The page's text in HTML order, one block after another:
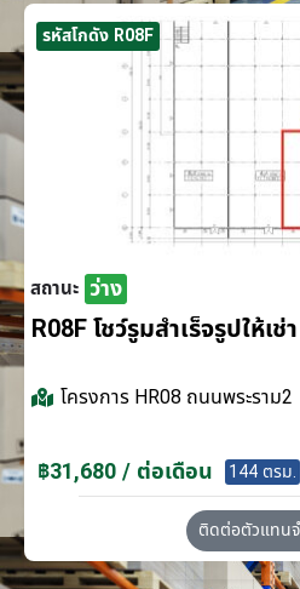
รหัสโกดัง R08F
สถานะ ว่าง
R08F โชว์รูมสำเร็จรูปให้เ
โครงการ HR08 ถนนพระราม2
฿31,680 / ต่อเดือน 144 ตรม.
ติดต่อตัวแทน